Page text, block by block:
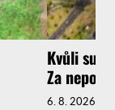
Kvůli
Za
6. 8. 2026